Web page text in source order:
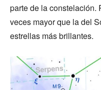
parte de la constelación.
veces mayor que la del
estrellas más brillantes.